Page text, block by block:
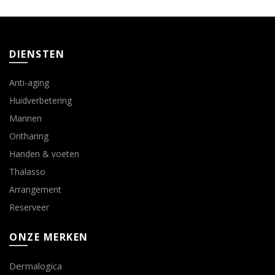
DIENSTEN
Anti-aging
Huidverbetering
Mannen
Ontharing
Handen & voeten
Thalasso
Arrangement
Reserveer
ONZE MERKEN
Dermalogica